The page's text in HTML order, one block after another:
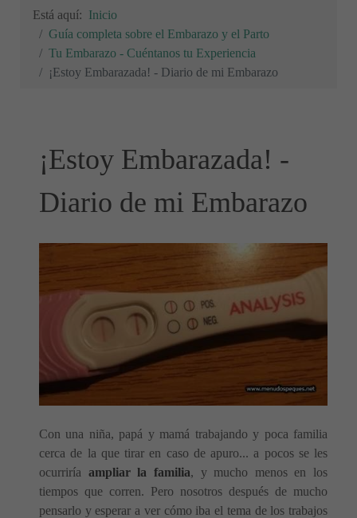
Está aquí: Inicio
Guía completa sobre el Embarazo y el Parto
Tu Embarazo - Cuéntanos tu Experiencia
¡Estoy Embarazada! - Diario de mi Embarazo
¡Estoy Embarazada! -
Diario de mi Embarazo
Con una niña, papá y mamá trabajando y poca familia
cerca de la que tirar en caso de apuro... a pocos se les
ocurriría ampliar la familia, y mucho menos en los
tiempos que corren. Pero nosotros después de mucho
pensarlo y esperar a ver cómo iba el tema de los trabajos